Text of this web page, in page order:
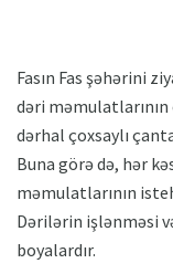
Fasın Fas şəhərini
dəri
dərhal çoxsaylı
Buna görə də, hər
məmulatlarının
Dərilərin işlənməsi
boyalardır.